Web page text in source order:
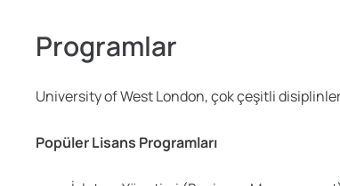
Programlar
University of West London, çok çeşitli
Popüler Lisans Programları